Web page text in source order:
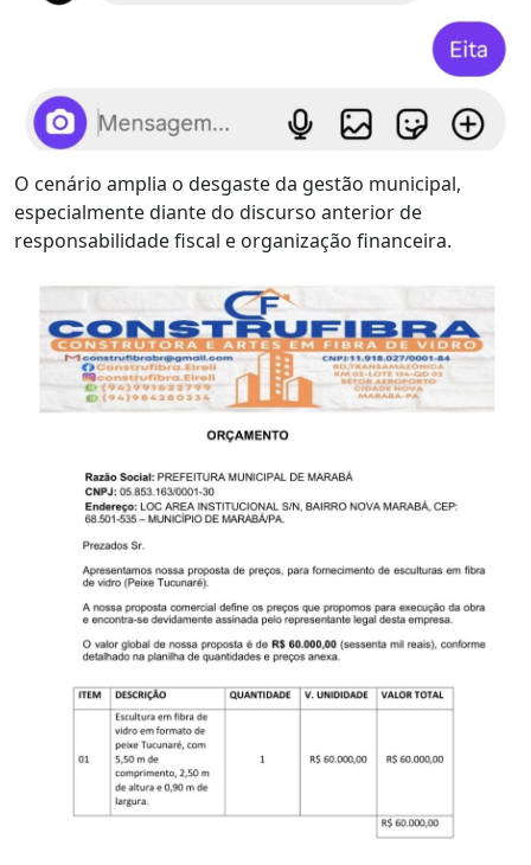
O cenário amplia o desgaste da gestão municipal,
especialmente diante do discurso anterior de
responsabilidade fiscal e organização financeira.